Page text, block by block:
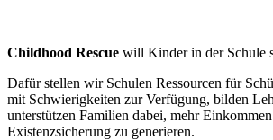
Childhood Rescue will Kinder in der Schule
Dafür stellen wir Schulen Ressourcen für
mit Schwierigkeiten zur Verfügung, bilden
unterstützen Familien dabei, mehr
Existenzsicherung zu generieren.